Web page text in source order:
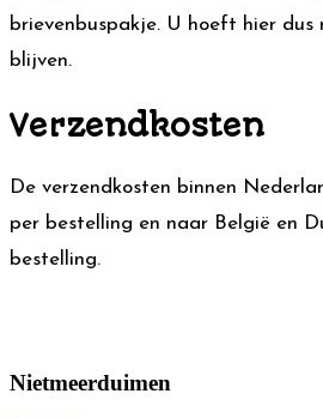
brievenbuspakje. U hoeft hier
blijven.
Verzendkosten
De verzendkosten binnen
per bestelling en naar België en
bestelling.
Nietmeerduimen